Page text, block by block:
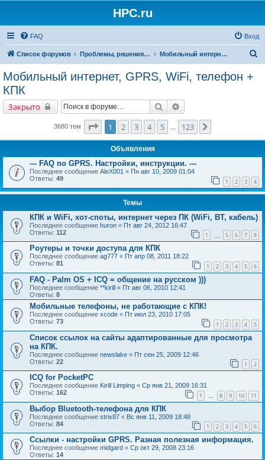
HPC.ru
FAQ Вход
Список форумов Проблемы, решения, советы Мобильный интернет, GPRS, WiFi, телефон + КПК
Мобильный интернет, GPRS, WiFi, телефон +
КПК
Закрыто Поиск
3680 тем Страница1 из 123
1 2 3 4 5 123
Объявления
--- FAQ по GPRS. Настройки, инструкции. ---
Последнее сообщение AleX001 « Пн авг 10, 2009 01:04
Ответы: 49 1 2 3 4
Темы
КПК и WiFi, хот-споты, интернет через ПК (WiFi, BT, кабель)
Последнее сообщение huron « Пт авг 24, 2012 16:47
Ответы: 112 1 5 6 7 8
Роутеры и точки доступа для КПК
Последнее сообщение ag777 « Пт апр 08, 2011 18:22
Ответы: 81 1 2 3 4 5 6
FAQ - Palm OS + ICQ = общение на русском )))
Последнее сообщение **kirill « Пт авг 06, 2010 12:41
Ответы: 8
Мобильные телефоны, не работающие с КПК!
Последнее сообщение xcode « Пт июл 23, 2010 17:05
Ответы: 73 1 2 3 4 5
Список ссылок на сайты адаптированные для просмотра
на КПК.
Последнее сообщение newslake « Пт сен 25, 2009 12:46
Ответы: 22 1 2
ICQ for PocketPC
Последнее сообщение Kirill Limping « Ср янв 21, 2009 16:31
Ответы: 162 1 … 8 9 10 11
Выбор Bluetooth-телефона для КПК
Последнее сообщение strix87 « Вс янв 11, 2009 18:48
Ответы: 84 1 2 3 4 5 6
Ссылки - настройки GPRS. Разная полезная информация.
Последнее сообщение midgard « Ср окт 29, 2008 23:16
Ответы: 14